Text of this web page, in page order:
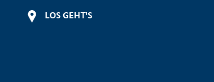
LOS GEHT'S